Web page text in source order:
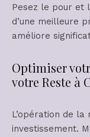
Pesez le pour et
d’une meilleure
améliore
Optimiser
votre Reste à
L’opération de
investissement.